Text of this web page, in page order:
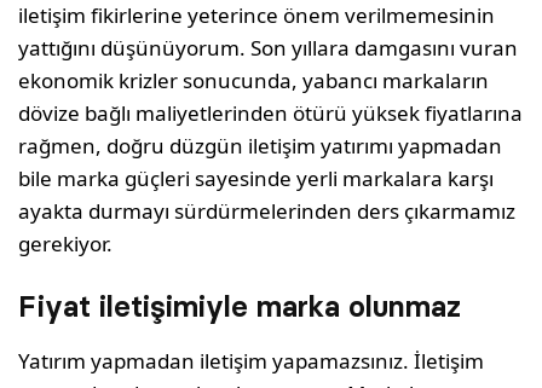
iletişim fikirlerine yeterince önem verilmemesinin
yattığını düşünüyorum. Son yılla­ra damgasını vuran
ekonomik krizler sonucunda, yabancı markaların
dövize bağlı maliyetlerinden ötürü yüksek fiyatlarına
rağmen, doğru düzgün iletişim yatırımı yapmadan
bile marka güçleri sa­yesinde yerli markalara karşı
ayakta durmayı sür­dürmelerinden ders çıkarmamız
gerekiyor.
Fiyat iletişimiyle marka olunmaz
Yatırım yapmadan iletişim yapamazsınız. İletişim